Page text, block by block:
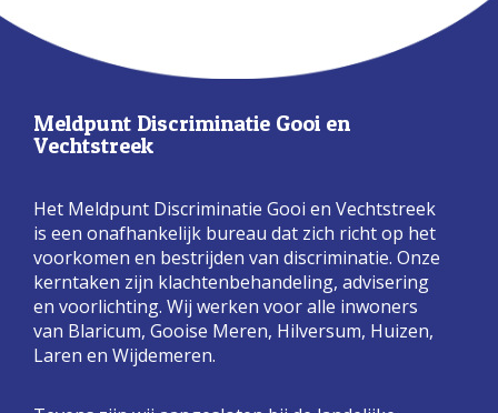
Meldpunt Discriminatie Gooi en
Vechtstreek
Het Meldpunt Discriminatie Gooi en Vechtstreek
is een onafhankelijk bureau dat zich richt op het
voorkomen en bestrijden van discriminatie. Onze
kerntaken zijn klachtenbehandeling, advisering
en voorlichting. Wij werken voor alle inwoners
van Blaricum, Gooise Meren, Hilversum, Huizen,
Laren en Wijdemeren.